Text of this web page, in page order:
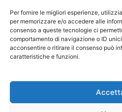
Per fornire le migliori esperienze,
per memorizzare e/o accedere alle
consenso a queste tecnologie ci
comportamento di navigazione o ID
acconsentire o ritirare il consenso può
caratteristiche e funzioni.
established itself as a leading
Beware of